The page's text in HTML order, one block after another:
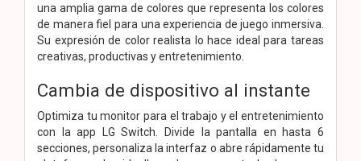
una amplia gama de colores que representa los colores
de manera fiel para una experiencia de juego inmersiva.
Su expresión de color realista lo hace ideal para tareas
creativas, productivas y entretenimiento.
Cambia de dispositivo al instante
Optimiza tu monitor para el trabajo y el entretenimiento
con la app LG Switch. Divide la pantalla en hasta 6
secciones, personaliza la interfaz o abre rápidamente tu